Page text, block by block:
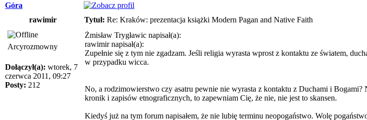
Góra
rawimir
Tytuł: Re: Kraków: prezentacja książki Modern Pagan and Native Faith
Arcyrozmowny
Dołączył(a): wtorek, 7
czerwca 2011, 09:27
Posty: 212
Żmisław Trygławic napisał(a):
rawimir napisał(a):
Zupełnie się z tym nie zgadzam. Jeśli religia wyrasta wprost z kontaktu ze światem,
w przypadku wicca.
No, a rodzimowierstwo czy asatru pewnie nie wyrasta z kontaktu z Duchami i
kronik i zapisów etnograficznych, to zapewniam Cię, że nie, nie jest to skansen.
Kiedyś już na tym forum napisałem, że nie lubię terminu neopogaństwo. Wolę